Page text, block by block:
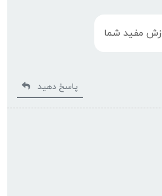
مفید شما
پاسخ دهید